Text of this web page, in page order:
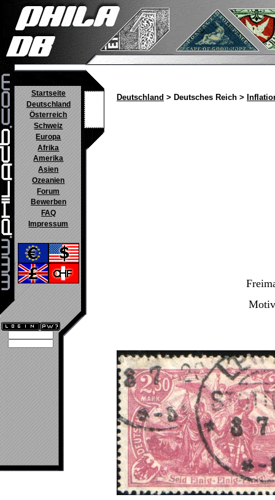
Startseite
Deutschland
Österreich
Schweiz
Europa
Afrika
Amerika
Asien
Ozeanien
Forum
Bewerben
FAQ
Impressum
Deutschland > Deutsches Reich >